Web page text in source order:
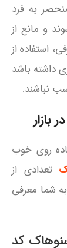
به فرد
و مانع از
استفاده از
داشته باشد
نباشند.
روی خوب
تعدادی از
شما معرفی
کد